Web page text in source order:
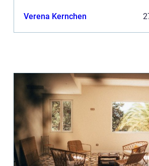
Menschen Lammfell kaufen....
Verena Kernchen